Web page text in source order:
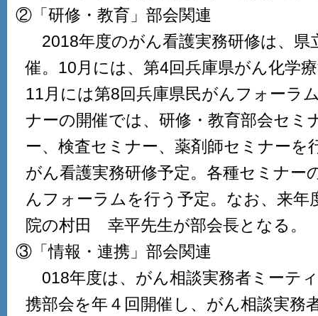
②「研修・教育」部会関連
2018年度のがん看護実務研修は、県
催。10月には、第4回兵庫県がん化学
11月には第8回兵庫県民がんフォーラ
ナーの開催では、研修・教育部会セミ
ー、検査セミナー、薬剤師セミナーを
がん看護実務研修予定。各種セミナー
んフォーラムを行う予定。なお、来年
院の村田 幸平先生が部会長となる。
③「情報・連携」部会関連
018年度は、がん相談実務者ミーテ
携部会を年４回開催し、がん相談実務